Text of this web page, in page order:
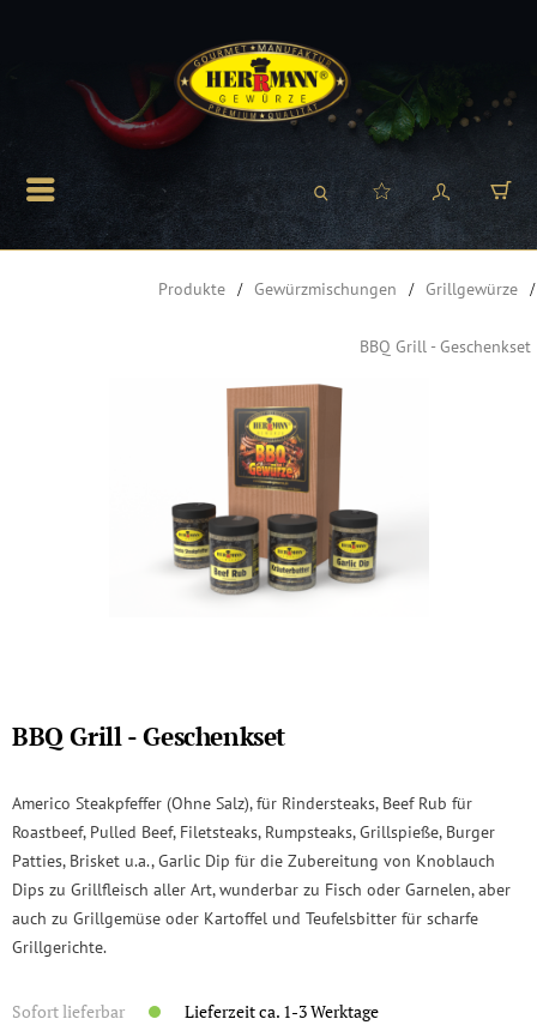
Produkte Gewürzmischungen Grillgewürze
BBQ Grill - Geschenkset
BBQ Grill - Geschenkset
Americo Steakpfeffer (Ohne Salz), für Rindersteaks, Beef Rub für
Roastbeef, Pulled Beef, Filetsteaks, Rumpsteaks, Grillspieße, Burger
Patties, Brisket u.a., Garlic Dip für die Zubereitung von Knoblauch
Dips zu Grillfleisch aller Art, wunderbar zu Fisch oder Garnelen, aber
auch zu Grillgemüse oder Kartoffel und Teufelsbitter für scharfe
Grillgerichte.
Sofort lieferbar
Lieferzeit ca. 1-3 Werktage